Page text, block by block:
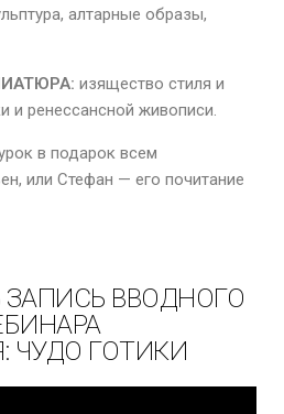
алтарные образы,
изящество стиля и
и ренессансной живописи.
в подарок всем
или Стефан — его почитание
ВВОДНОГО
ЧУДО ГОТИКИ